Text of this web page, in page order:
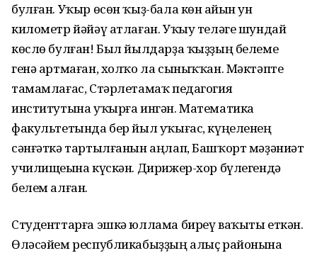
булған. Уҡыр өсөн ҡыҙ-бала көн һайын ун
километр йәйәү атлаған. Уҡыу теләге шундай
көслө булған! Был йылдарҙа ҡыҙҙың белеме
генә артмаған, холҡо ла сыныҡҡан. Мәктәпте
тамамлағас, Стәрлетамаҡ педагогия
институтына уҡырға ингән. Математика
факультетында бер йыл уҡығас, күңеленең
сәнғәткә тартылғанын аңлап, Башҡорт мәҙәниәт
училищеһына күскән. Дирижер-хор бүлегендә
белем алған.
Студенттарға эшкә юллама биреү ваҡыты еткән.
Өләсәйем республикабыҙҙың алыҫ районына